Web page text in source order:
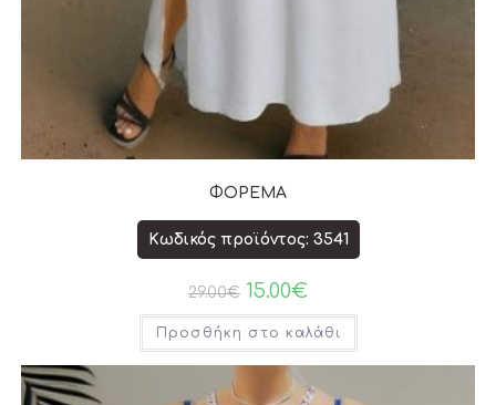
ΦΟΡΕΜΑ
Κωδικός προϊόντος: 3541
29.00€ 15.00€
Προσθήκη στο καλάθι